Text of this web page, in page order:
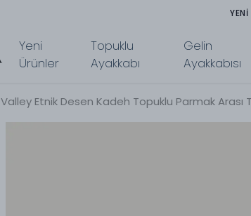
Yeni
Ürünler
Topuklu
Ayakkabı
Gelin
Ayakkabısı
Valley Etnik Desen Kadeh Topuklu Parmak Arası